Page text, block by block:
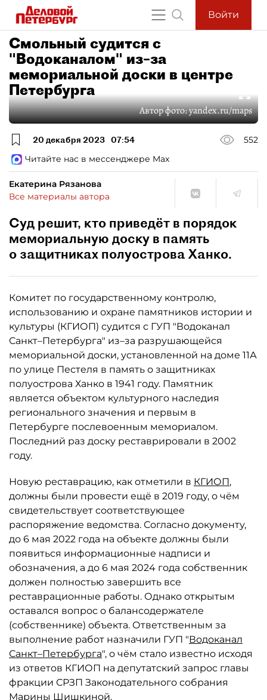
Войти
Смольный судится с
"Водоканалом" из–за
мемориальной доски в центре
Петербурга
Автор фото:yandex.ru/maps
20 декабря 2023 07:54
552
Читайте нас в мессенджере Max
Екатерина Рязанова
Все материалы автора
Суд решит, кто приведёт в порядок
мемориальную доску в память
о защитниках полуострова Ханко.
Комитет по государственному контролю,
использованию и охране памятников истории и
культуры (КГИОП) судится с ГУП "Водоканал
Санкт–Петербурга" из–за разрушающейся
мемориальной доски, установленной на доме 11А
по улице Пестеля в память о защитниках
полуострова Ханко в 1941 году. Памятник
является объектом культурного наследия
регионального значения и первым в
Петербурге послевоенным мемориалом.
Последний раз доску реставрировали в 2002
году.
Новую реставрацию, как отметили в КГИОП,
должны были провести ещё в 2019 году, о чём
свидетельствует соответствующее
распоряжение ведомства. Согласно документу,
до 6 мая 2022 года на объекте должны были
появиться информационные надписи и
обозначения, а до 6 мая 2024 года собственник
должен полностью завершить все
реставрационные работы. Однако открытым
оставался вопрос о балансодержателе
(собственнике) объекта. Ответственным за
выполнение работ назначили ГУП "Водоканал
Санкт–Петербурга", о чём стало известно исходя
из ответов КГИОП на депутатский запрос главы
фракции СРЗП Законодательного собрания
Марины Шишкиной.